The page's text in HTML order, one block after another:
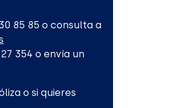
85 85 o consulta a
354 o envía un
o si quieres